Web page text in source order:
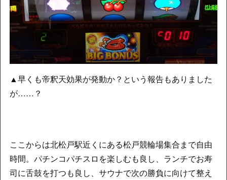
▲早くも帝釈天効果が発動か？という報告もありました
が……？
ここからは北松戸駅近くにある松戸競輪場集合まで自由
時間。パチンコパチスロを楽しむも良し、ランチでお寿
司に舌鼓を打つも良し、サウナで次の勝負に向けて整え